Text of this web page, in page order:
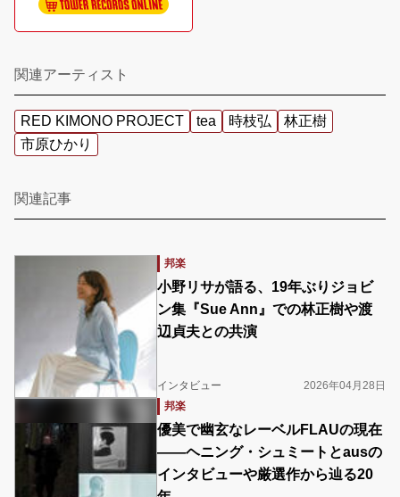
関連アーティスト
RED KIMONO PROJECT tea 時枝弘
林正樹
市原ひかり
関連記事
邦楽
小野リサが語る、19年ぶりジョビ
ン集『Sue Ann』での林正樹や渡
辺貞夫との共演
インタビュー
2026年04月28日
邦楽
優美で幽玄なレーベルFLAUの現在
――ヘニング・シュミートとausの
インタビューや厳選作から辿る20